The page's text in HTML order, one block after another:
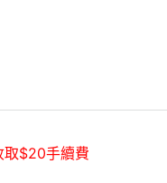
取$20手續費